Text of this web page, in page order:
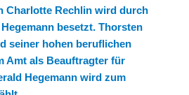
Charlotte Rechlin wird durch
besetzt. Thorsten
seiner hohen beruflichen
Amt als Beauftragter für
Hegemann wird zum